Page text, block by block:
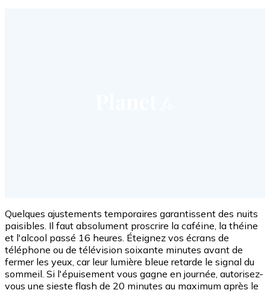
Quelques ajustements temporaires garantissent des nuits
paisibles. Il faut absolument proscrire la caféine, la théine
et l'alcool passé 16 heures. Éteignez vos écrans de
téléphone ou de télévision soixante minutes avant de
fermer les yeux, car leur lumière bleue retarde le signal du
sommeil. Si l'épuisement vous gagne en journée, autorisez-
vous une sieste flash de 20 minutes au maximum après le